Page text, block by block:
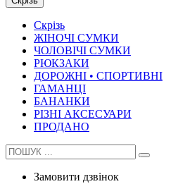
Скрізь
ЖІНОЧІ СУМКИ
ЧОЛОВІЧІ СУМКИ
РЮКЗАКИ
ДОРОЖНІ • СПОРТИВНІ
ГАМАНЦІ
БАНАНКИ
РІЗНІ АКСЕСУАРИ
ПРОДАНО
Замовити дзвінок